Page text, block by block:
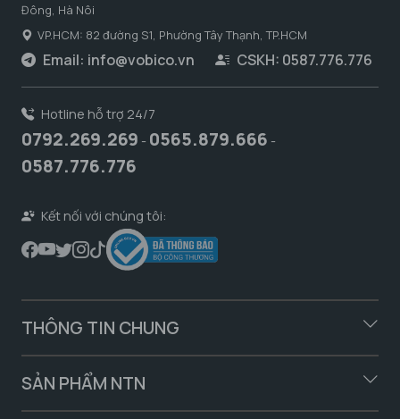
Đông, Hà Nôi
VP.HCM: 82 đường S1, Phường Tây Thạnh, TP.HCM
Email: info@vobico.vn CSKH: 0587.776.776
Hotline hỗ trợ 24/7
0792.269.269 - 0565.879.666 -
0587.776.776
Kết nối với chúng tôi:
THÔNG TIN CHUNG
SẢN PHẨM NTN